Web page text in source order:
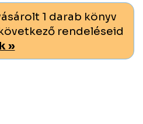
1 darab könyv
rendeléseid
»